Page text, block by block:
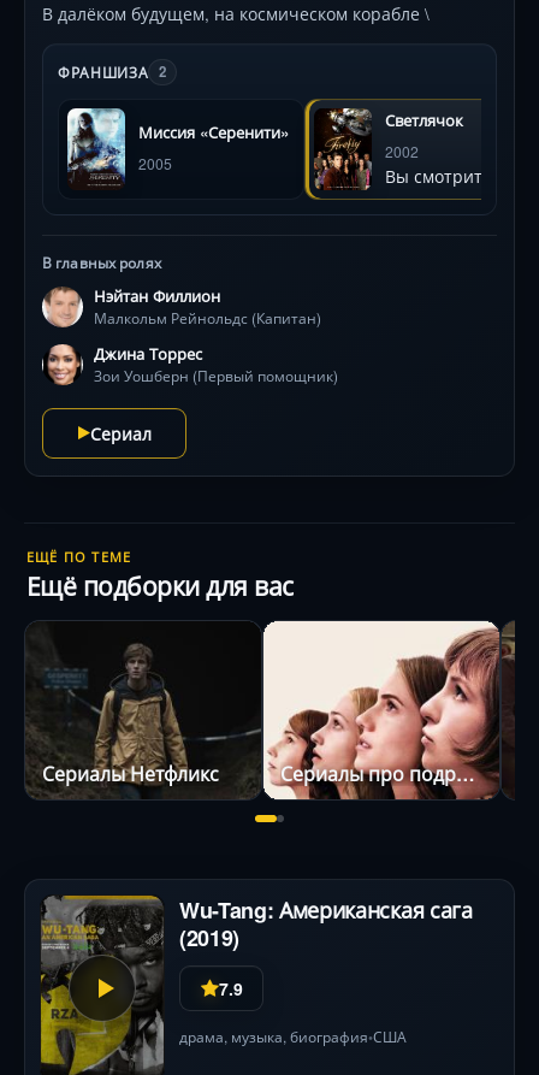
В далёком будущем, на космическом корабле \
ФРАНШИЗА 2
Миссия «Серенити»
2005
Светлячок
2002
Вы смотрите
В главных ролях
Нэйтан Филлион
Малкольм Рейнольдс (Капитан)
Джина Торрес
Зои Уошберн (Первый помощник)
Сериал
ЕЩЁ ПО ТЕМЕ
Ещё подборки для вас
Сериалы Нетфликс Сериалы про подростков
Wu-Tang: Американская сага
(2019)
7.9
драма, музыка, биография•США